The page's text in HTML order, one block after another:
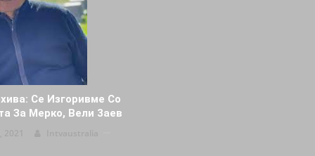
Се Изгopивме Со
За Мерко, Вели 3aeв